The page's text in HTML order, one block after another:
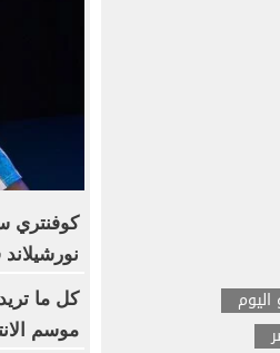
كوفنتري
كل ما
موسم